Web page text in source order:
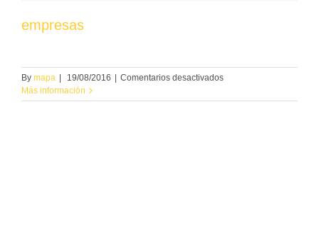
empresas
By mapa 19/08/2016 Comentarios desactivadosen
Más información